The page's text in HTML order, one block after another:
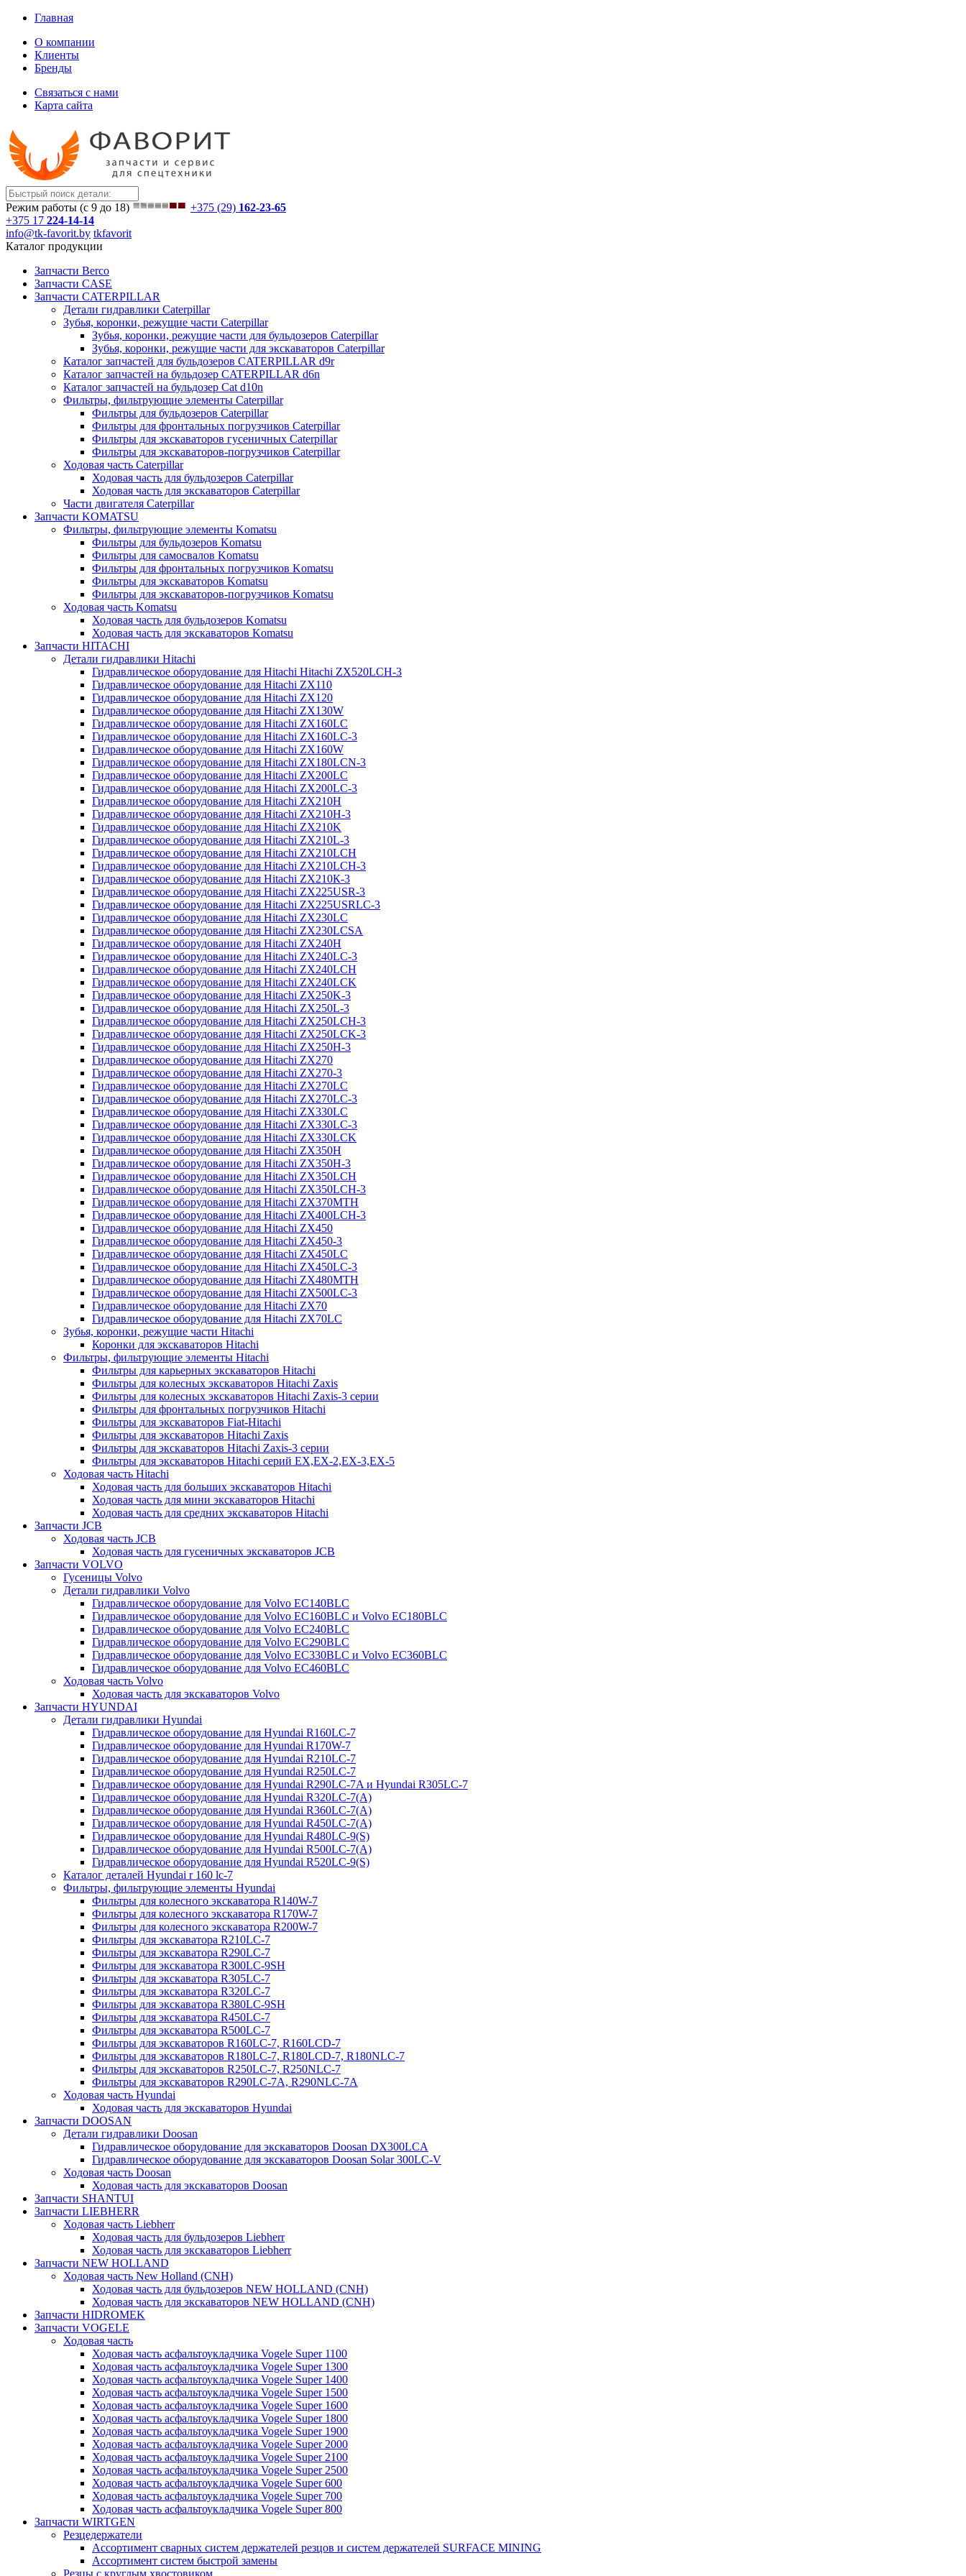
Главная
О компании
Клиенты
Бренды
Связаться с нами
Карта сайта
Режим работы (с 9 до 18) +375 (29) 162-23-65
+375 17 224-14-14
info@tk-favorit.by tkfavorit
Каталог продукции
Запчасти Berco
Запчасти CASE
Запчасти CATERPILLAR
Детали гидравлики Caterpillar
Зубья, коронки, режущие части Caterpillar
Зубья, коронки, режущие части для бульдозеров Caterpillar
Зубья, коронки, режущие части для экскаваторов Caterpillar
Каталог запчастей для бульдозеров CATERPILLAR d9r
Каталог запчастей на бульдозер CATERPILLAR d6n
Каталог запчастей на бульдозер Сat d10n
Фильтры, фильтрующие элементы Caterpillar
Фильтры для бульдозеров Caterpillar
Фильтры для фронтальных погрузчиков Caterpillar
Фильтры для экскаваторов гусеничных Caterpillar
Фильтры для экскаваторов-погрузчиков Caterpillar
Ходовая часть Caterpillar
Ходовая часть для бульдозеров Caterpillar
Ходовая часть для экскаваторов Caterpillar
Части двигателя Caterpillar
Запчасти KOMATSU
Фильтры, фильтрующие элементы Komatsu
Фильтры для бульдозеров Komatsu
Фильтры для самосвалов Komatsu
Фильтры для фронтальных погрузчиков Komatsu
Фильтры для экскаваторов Komatsu
Фильтры для экскаваторов-погрузчиков Komatsu
Ходовая часть Komatsu
Ходовая часть для бульдозеров Komatsu
Ходовая часть для экскаваторов Komatsu
Запчасти HITACHI
Детали гидравлики Hitachi
Гидравлическое оборудование для Hitachi Hitachi ZX520LCH-3
Гидравлическое оборудование для Hitachi ZX110
Гидравлическое оборудование для Hitachi ZX120
Гидравлическое оборудование для Hitachi ZX130W
Гидравлическое оборудование для Hitachi ZX160LC
Гидравлическое оборудование для Hitachi ZX160LC-3
Гидравлическое оборудование для Hitachi ZX160W
Гидравлическое оборудование для Hitachi ZX180LCN-3
Гидравлическое оборудование для Hitachi ZX200LC
Гидравлическое оборудование для Hitachi ZX200LC-3
Гидравлическое оборудование для Hitachi ZX210H
Гидравлическое оборудование для Hitachi ZX210H-3
Гидравлическое оборудование для Hitachi ZX210K
Гидравлическое оборудование для Hitachi ZX210L-3
Гидравлическое оборудование для Hitachi ZX210LCH
Гидравлическое оборудование для Hitachi ZX210LCH-3
Гидравлическое оборудование для Hitachi ZX210К-3
Гидравлическое оборудование для Hitachi ZX225USR-3
Гидравлическое оборудование для Hitachi ZX225USRLC-3
Гидравлическое оборудование для Hitachi ZX230LC
Гидравлическое оборудование для Hitachi ZX230LCSA
Гидравлическое оборудование для Hitachi ZX240H
Гидравлическое оборудование для Hitachi ZX240LC-3
Гидравлическое оборудование для Hitachi ZX240LCH
Гидравлическое оборудование для Hitachi ZX240LCK
Гидравлическое оборудование для Hitachi ZX250K-3
Гидравлическое оборудование для Hitachi ZX250L-3
Гидравлическое оборудование для Hitachi ZX250LCH-3
Гидравлическое оборудование для Hitachi ZX250LCK-3
Гидравлическое оборудование для Hitachi ZX250Н-3
Гидравлическое оборудование для Hitachi ZX270
Гидравлическое оборудование для Hitachi ZX270-3
Гидравлическое оборудование для Hitachi ZX270LC
Гидравлическое оборудование для Hitachi ZX270LC-3
Гидравлическое оборудование для Hitachi ZX330LC
Гидравлическое оборудование для Hitachi ZX330LC-3
Гидравлическое оборудование для Hitachi ZX330LCK
Гидравлическое оборудование для Hitachi ZX350H
Гидравлическое оборудование для Hitachi ZX350H-3
Гидравлическое оборудование для Hitachi ZX350LCH
Гидравлическое оборудование для Hitachi ZX350LCH-3
Гидравлическое оборудование для Hitachi ZX370MTH
Гидравлическое оборудование для Hitachi ZX400LCH-3
Гидравлическое оборудование для Hitachi ZX450
Гидравлическое оборудование для Hitachi ZX450-3
Гидравлическое оборудование для Hitachi ZX450LC
Гидравлическое оборудование для Hitachi ZX450LC-3
Гидравлическое оборудование для Hitachi ZX480MTH
Гидравлическое оборудование для Hitachi ZX500LC-3
Гидравлическое оборудование для Hitachi ZX70
Гидравлическое оборудование для Hitachi ZX70LC
Зубья, коронки, режущие части Hitachi
Коронки для экскаваторов Hitachi
Фильтры, фильтрующие элементы Hitachi
Фильтры для карьерных экскаваторов Hitachi
Фильтры для колесных экскаваторов Hitachi Zaxis
Фильтры для колесных экскаваторов Hitachi Zaxis-3 серии
Фильтры для фронтальных погрузчиков Hitachi
Фильтры для экскаваторов Fiat-Hitachi
Фильтры для экскаваторов Hitachi Zaxis
Фильтры для экскаваторов Hitachi Zaxis-3 серии
Фильтры для экскаваторов Hitachi серий EX,EX-2,EX-3,EX-5
Ходовая часть Hitachi
Ходовая часть для больших экскаваторов Hitachi
Ходовая часть для мини экскаваторов Hitachi
Ходовая часть для средних экскаваторов Hitachi
Запчасти JCB
Ходовая часть JCB
Ходовая часть для гусеничных экскаваторов JCB
Запчасти VOLVO
Гусеницы Volvo
Детали гидравлики Volvo
Гидравлическое оборудование для Volvo EC140BLC
Гидравлическое оборудование для Volvo EC160BLC и Volvo EC180BLC
Гидравлическое оборудование для Volvo EC240BLC
Гидравлическое оборудование для Volvo EC290BLC
Гидравлическое оборудование для Volvo EC330BLC и Volvo EC360BLC
Гидравлическое оборудование для Volvo EC460BLC
Ходовая часть Volvo
Ходовая часть для экскаваторов Volvo
Запчасти HYUNDAI
Детали гидравлики Hyundai
Гидравлическое оборудование для Hyundai R160LC-7
Гидравлическое оборудование для Hyundai R170W-7
Гидравлическое оборудование для Hyundai R210LC-7
Гидравлическое оборудование для Hyundai R250LC-7
Гидравлическое оборудование для Hyundai R290LC-7A и Hyundai R305LC-7
Гидравлическое оборудование для Hyundai R320LC-7(A)
Гидравлическое оборудование для Hyundai R360LC-7(A)
Гидравлическое оборудование для Hyundai R450LC-7(A)
Гидравлическое оборудование для Hyundai R480LC-9(S)
Гидравлическое оборудование для Hyundai R500LC-7(A)
Гидравлическое оборудование для Hyundai R520LC-9(S)
Каталог деталей Hyundai r 160 lc-7
Фильтры, фильтрующие элементы Hyundai
Фильтры для колесного экскаватора R140W-7
Фильтры для колесного экскаватора R170W-7
Фильтры для колесного экскаватора R200W-7
Фильтры для экскаватора R210LC-7
Фильтры для экскаватора R290LC-7
Фильтры для экскаватора R300LC-9SH
Фильтры для экскаватора R305LC-7
Фильтры для экскаватора R320LC-7
Фильтры для экскаватора R380LC-9SH
Фильтры для экскаватора R450LC-7
Фильтры для экскаватора R500LC-7
Фильтры для экскаваторов R160LC-7, R160LCD-7
Фильтры для экскаваторов R180LC-7, R180LCD-7, R180NLC-7
Фильтры для экскаваторов R250LC-7, R250NLC-7
Фильтры для экскаваторов R290LC-7A, R290NLC-7A
Ходовая часть Hyundai
Ходовая часть для экскаваторов Hyundai
Запчасти DOOSAN
Детали гидравлики Doosan
Гидравлическое оборудование для экскаваторов Doosan DX300LCA
Гидравлическое оборудование для экскаваторов Doosan Solar 300LC-V
Ходовая часть Doosan
Ходовая часть для экскаваторов Doosan
Запчасти SHANTUI
Запчасти LIEBHERR
Ходовая часть Liebherr
Ходовая часть для бульдозеров Liebherr
Ходовая часть для экскаваторов Liebherr
Запчасти NEW HOLLAND
Ходовая часть New Holland (CNH)
Ходовая часть для бульдозеров NEW HOLLAND (CNH)
Ходовая часть для экскаваторов NEW HOLLAND (CNH)
Запчасти HIDROMEK
Запчасти VOGELE
Ходовая часть
Ходовая часть асфальтоукладчика Vogele Super 1100
Ходовая часть асфальтоукладчика Vogele Super 1300
Ходовая часть асфальтоукладчика Vogele Super 1400
Ходовая часть асфальтоукладчика Vogele Super 1500
Ходовая часть асфальтоукладчика Vogele Super 1600
Ходовая часть асфальтоукладчика Vogele Super 1800
Ходовая часть асфальтоукладчика Vogele Super 1900
Ходовая часть асфальтоукладчика Vogele Super 2000
Ходовая часть асфальтоукладчика Vogele Super 2100
Ходовая часть асфальтоукладчика Vogele Super 2500
Ходовая часть асфальтоукладчика Vogele Super 600
Ходовая часть асфальтоукладчика Vogele Super 700
Ходовая часть асфальтоукладчика Vogele Super 800
Запчасти WIRTGEN
Резцедержатели
Ассортимент сварных систем держателей резцов и систем держателей SURFACE MINING
Ассортимент систем быстрой замены
Резцы с круглым хвостовиком